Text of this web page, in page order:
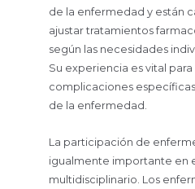
de la enfermedad y están
ajustar tratamientos
según las necesidades
Su experiencia es vital
complicaciones
de la enfermedad.
La participación de
igualmente importante en
multidisciplinario. Los